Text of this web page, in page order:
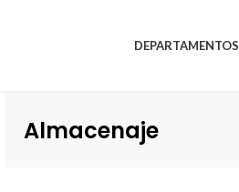
DEPARTAMENTOS
Almacenaje